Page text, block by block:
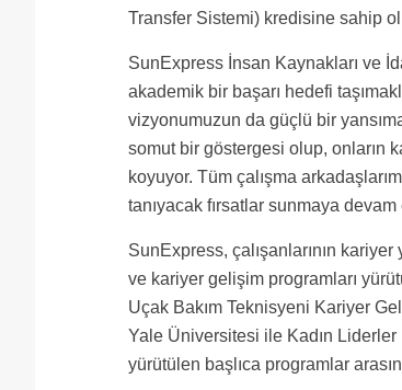
Transfer Sistemi) kredisine sahip
SunExpress İnsan Kaynakları ve
akademik bir başarı hedefi
vizyonumuzun da güçlü bir
somut bir göstergesi olup, onların
koyuyor. Tüm çalışma
tanıyacak fırsatlar sunmaya
SunExpress, çalışanlarının
ve kariyer gelişim programları
Uçak Bakım Teknisyeni Kariyer
Yale Üniversitesi ile Kadın Liderler
yürütülen başlıca programlar